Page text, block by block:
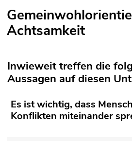
Achtsamkeit
Inwieweit treffen die
Aussagen auf diesen
Es ist wichtig, dass
Konflikten miteinander